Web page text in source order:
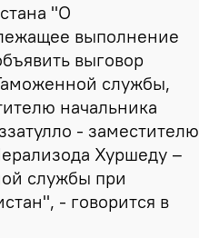
"О
выполнение
выговор
службы,
начальника
- заместителю
Хуршеду –
службы при
- говорится в